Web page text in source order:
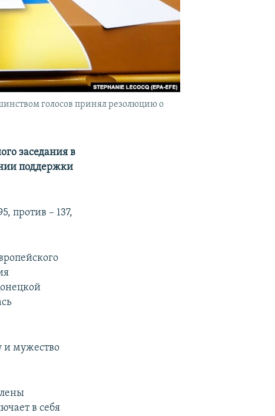
голосов принял резолюцию о
заседания в
поддержки
против – 137,
и мужество
в себя